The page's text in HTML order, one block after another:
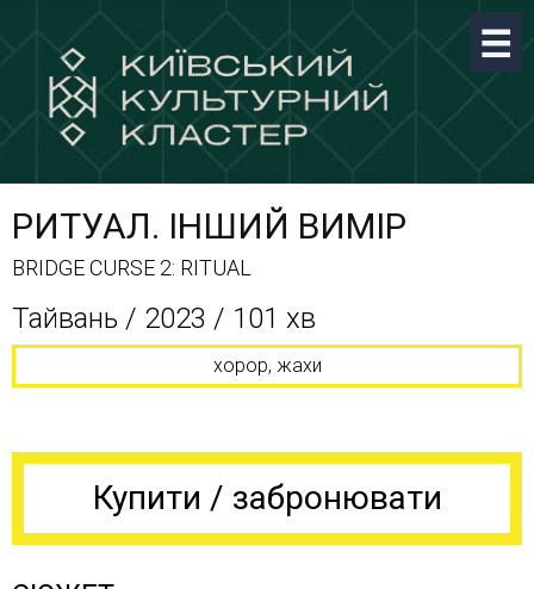
РИТУАЛ. ІНШИЙ ВИМІР
BRIDGE CURSE 2: RITUAL
Тайвань / 2023 / 101 хв
хорор, жахи
Купити / забронювати